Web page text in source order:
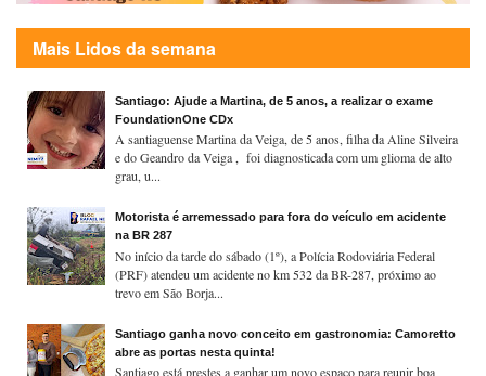
Mais Lidos da semana
Santiago: Ajude a Martina, de 5 anos, a realizar o exame
FoundationOne CDx
A santiaguense Martina da Veiga, de 5 anos, filha da Aline Silveira
e do Geandro da Veiga , foi diagnosticada com um glioma de alto
grau, u...
Motorista é arremessado para fora do veículo em acidente
na BR 287
No início da tarde do sábado (1º), a Polícia Rodoviária Federal
(PRF) atendeu um acidente no km 532 da BR-287, próximo ao
trevo em São Borja...
Santiago ganha novo conceito em gastronomia: Camoretto
abre as portas nesta quinta!
Santiago está prestes a ganhar um novo espaço para reunir boa